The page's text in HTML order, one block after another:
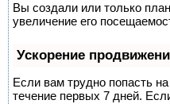
Вы создали или только
увеличение его
Ускорение
Если вам трудно попасть
течение первых 7 дней.